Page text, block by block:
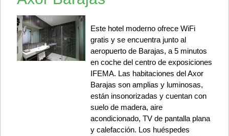
Este hotel moderno ofrece WiFi
gratis y se encuentra junto al
aeropuerto de Barajas, a 5 minutos
en coche del centro de exposiciones
IFEMA. Las habitaciones del Axor
Barajas son amplias y luminosas,
están insonorizadas y cuentan con
suelo de madera, aire
acondicionado, TV de pantalla plana
y calefacción. Los huéspedes